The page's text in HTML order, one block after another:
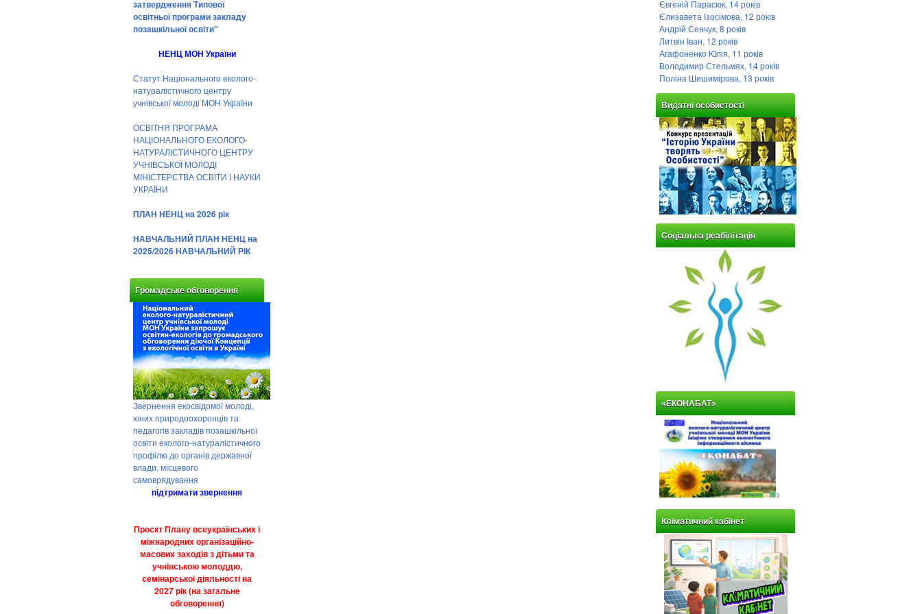
затвердження Типової
освітньої програми закладу
позашкільної освіти"
НЕНЦ МОН України
Статут Національного еколого-
натуралістичного центру
учнівської молоді МОН України
ОСВІТНЯ ПРОГРАМА
НАЦІОНАЛЬНОГО ЕКОЛОГО-
НАТУРАЛІСТИЧНОГО ЦЕНТРУ
УЧНІВСЬКОЇ МОЛОДІ
МІНІСТЕРСТВА ОСВІТИ І НАУКИ
УКРАЇНИ
ПЛАН НЕНЦ на 2026 рік
НАВЧАЛЬНИЙ ПЛАН НЕНЦ на
2025/2026 НАВЧАЛЬНИЙ РІК
Громадське обговорення
Звернення екосвідомої молоді,
юних природоохоронців та
педагогів закладів позашкільної
освіти еколого-натуралістичного
профілю до органів державної
влади, місцевого
самоврядування
підтримати звернення
Проєкт Плану всеукраїнських і
міжнародних організаційно-
масових заходів з дітьми та
учнівською молоддю,
семінарської діяльності на
2027 рік (на загальне
обговорення)
Євгеній Парасюк, 14 років
Єлизавета Ізосімова, 12 років
Андрій Сенчук, 8 років
Литвін Іван, 12 років
Агафоненко Юлія, 11 років
Володимир Стельмях, 14 років
Поліна Шишимірова, 13 років
Видатні особистості
Соціальна реабілітація
«ЕКОНАБАТ»
>
Кліматичний кабінет